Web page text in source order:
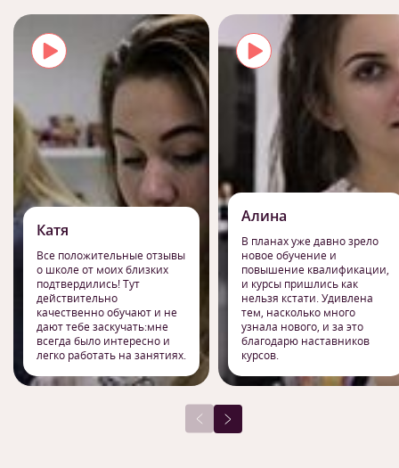
Катя
Все положительные отзывы
о школе от моих близких
подтвердились! Тут
действительно
качественно обучают и не
дают тебе заскучать:мне
всегда было интересно и
легко работать на занятиях.
Алина
В планах уже давно зрело
новое обучение и
повышение квалификации,
и курсы пришлись как
нельзя кстати. Удивлена
тем, насколько много
узнала нового, и за это
благодарю наставников
курсов.